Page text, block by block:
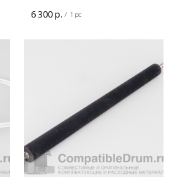
6 300р. / 1 pc